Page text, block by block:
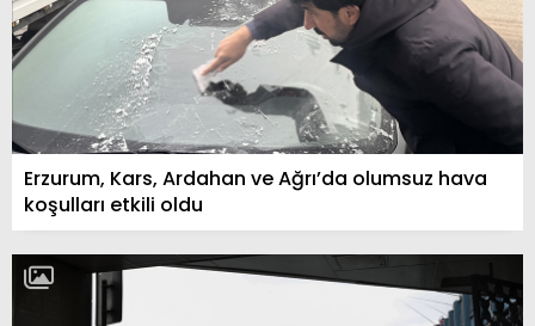
Erzurum, Kars, Ardahan ve Ağrı’da olumsuz hava
koşulları etkili oldu